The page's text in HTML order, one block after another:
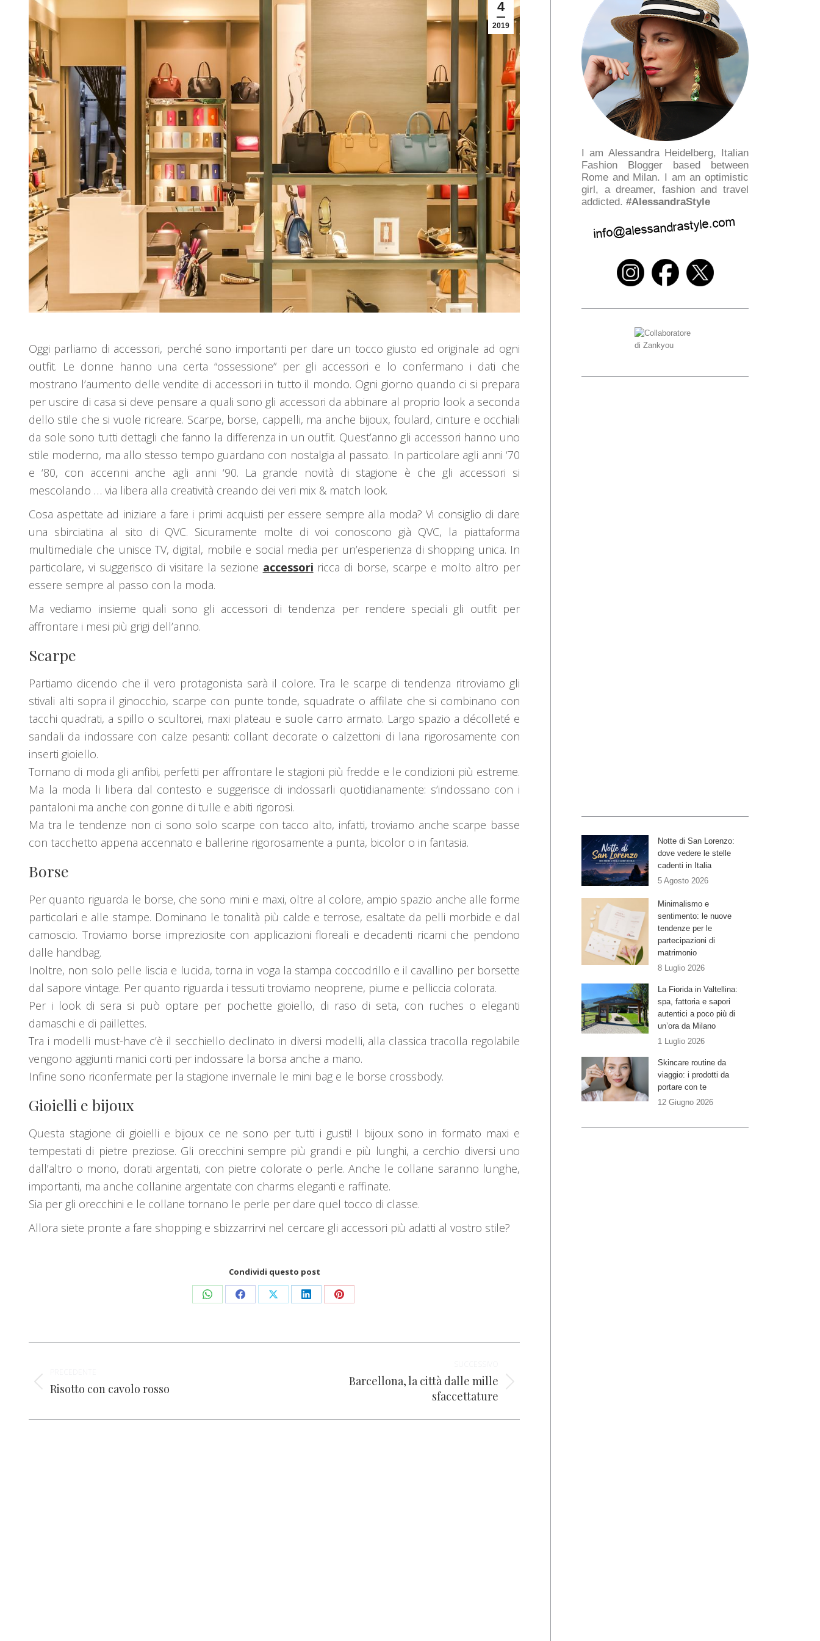
4
2019
Oggi parliamo di accessori, perché sono importanti per dare un tocco giusto ed originale ad ogni
outfit. Le donne hanno una certa “ossessione” per gli accessori e lo confermano i dati che
mostrano l’aumento delle vendite di accessori in tutto il mondo. Ogni giorno quando ci si prepara
per uscire di casa si deve pensare a quali sono gli accessori da abbinare al proprio look a seconda
dello stile che si vuole ricreare. Scarpe, borse, cappelli, ma anche bijoux, foulard, cinture e occhiali
da sole sono tutti dettagli che fanno la differenza in un outfit. Quest’anno gli accessori hanno uno
stile moderno, ma allo stesso tempo guardano con nostalgia al passato. In particolare agli anni ‘70
e ‘80, con accenni anche agli anni ‘90. La grande novità di stagione è che gli accessori si
mescolando … via libera alla creatività creando dei veri mix & match look.
Cosa aspettate ad iniziare a fare i primi acquisti per essere sempre alla moda? Vi consiglio di dare
una sbirciatina al sito di QVC. Sicuramente molte di voi conoscono già QVC, la piattaforma
multimediale che unisce TV, digital, mobile e social media per un’esperienza di shopping unica. In
particolare, vi suggerisco di visitare la sezione accessori ricca di borse, scarpe e molto altro per
essere sempre al passo con la moda.
Ma vediamo insieme quali sono gli accessori di tendenza per rendere speciali gli outfit per
affrontare i mesi più grigi dell’anno.
Scarpe
Partiamo dicendo che il vero protagonista sarà il colore. Tra le scarpe di tendenza ritroviamo gli
stivali alti sopra il ginocchio, scarpe con punte tonde, squadrate o affilate che si combinano con
tacchi quadrati, a spillo o scultorei, maxi plateau e suole carro armato. Largo spazio a décolleté e
sandali da indossare con calze pesanti: collant decorate o calzettoni di lana rigorosamente con
inserti gioiello.
Tornano di moda gli anfibi, perfetti per affrontare le stagioni più fredde e le condizioni più estreme.
Ma la moda li libera dal contesto e suggerisce di indossarli quotidianamente: s’indossano con i
pantaloni ma anche con gonne di tulle e abiti rigorosi.
Ma tra le tendenze non ci sono solo scarpe con tacco alto, infatti, troviamo anche scarpe basse
con tacchetto appena accennato e ballerine rigorosamente a punta, bicolor o in fantasia.
Borse
Per quanto riguarda le borse, che sono mini e maxi, oltre al colore, ampio spazio anche alle forme
particolari e alle stampe. Dominano le tonalità più calde e terrose, esaltate da pelli morbide e dal
camoscio. Troviamo borse impreziosite con applicazioni floreali e decadenti ricami che pendono
dalle handbag.
Inoltre, non solo pelle liscia e lucida, torna in voga la stampa coccodrillo e il cavallino per borsette
dal sapore vintage. Per quanto riguarda i tessuti troviamo neoprene, piume e pelliccia colorata.
Per i look di sera si può optare per pochette gioiello, di raso di seta, con ruches o eleganti
damaschi e di paillettes.
Tra i modelli must-have c’è il secchiello declinato in diversi modelli, alla classica tracolla regolabile
vengono aggiunti manici corti per indossare la borsa anche a mano.
Infine sono riconfermate per la stagione invernale le mini bag e le borse crossbody.
Gioielli e bijoux
Questa stagione di gioielli e bijoux ce ne sono per tutti i gusti! I bijoux sono in formato maxi e
tempestati di pietre preziose. Gli orecchini sempre più grandi e più lunghi, a cerchio diversi uno
dall’altro o mono, dorati argentati, con pietre colorate o perle. Anche le collane saranno lunghe,
importanti, ma anche collanine argentate con charms eleganti e raffinate.
Sia per gli orecchini e le collane tornano le perle per dare quel tocco di classe.
Allora siete pronte a fare shopping e sbizzarrirvi nel cercare gli accessori più adatti al vostro stile?
Condividi questo post
Condividi
WhatsApp
Condividi
Facebook
Condividi
X
Condividi
LinkedIn
Condividi
Pinterest
tra Post
Risotto con cavolo rosso
Barcellona, la città dalle mille
sfaccettature
I am Alessandra Heidelberg, Italian
Fashion Blogger based between
Rome and Milan. I am an optimistic
girl, a dreamer, fashion and travel
addicted. #AlessandraStyle
Notte di San Lorenzo:
dove vedere le stelle
cadenti in Italia
5 Agosto 2026
Minimalismo e
sentimento: le nuove
tendenze per le
partecipazioni di
matrimonio
8 Luglio 2026
La Fiorida in Valtellina:
spa, fattoria e sapori
autentici a poco più di
un’ora da Milano
1 Luglio 2026
Skincare routine da
viaggio: i prodotti da
portare con te
12 Giugno 2026